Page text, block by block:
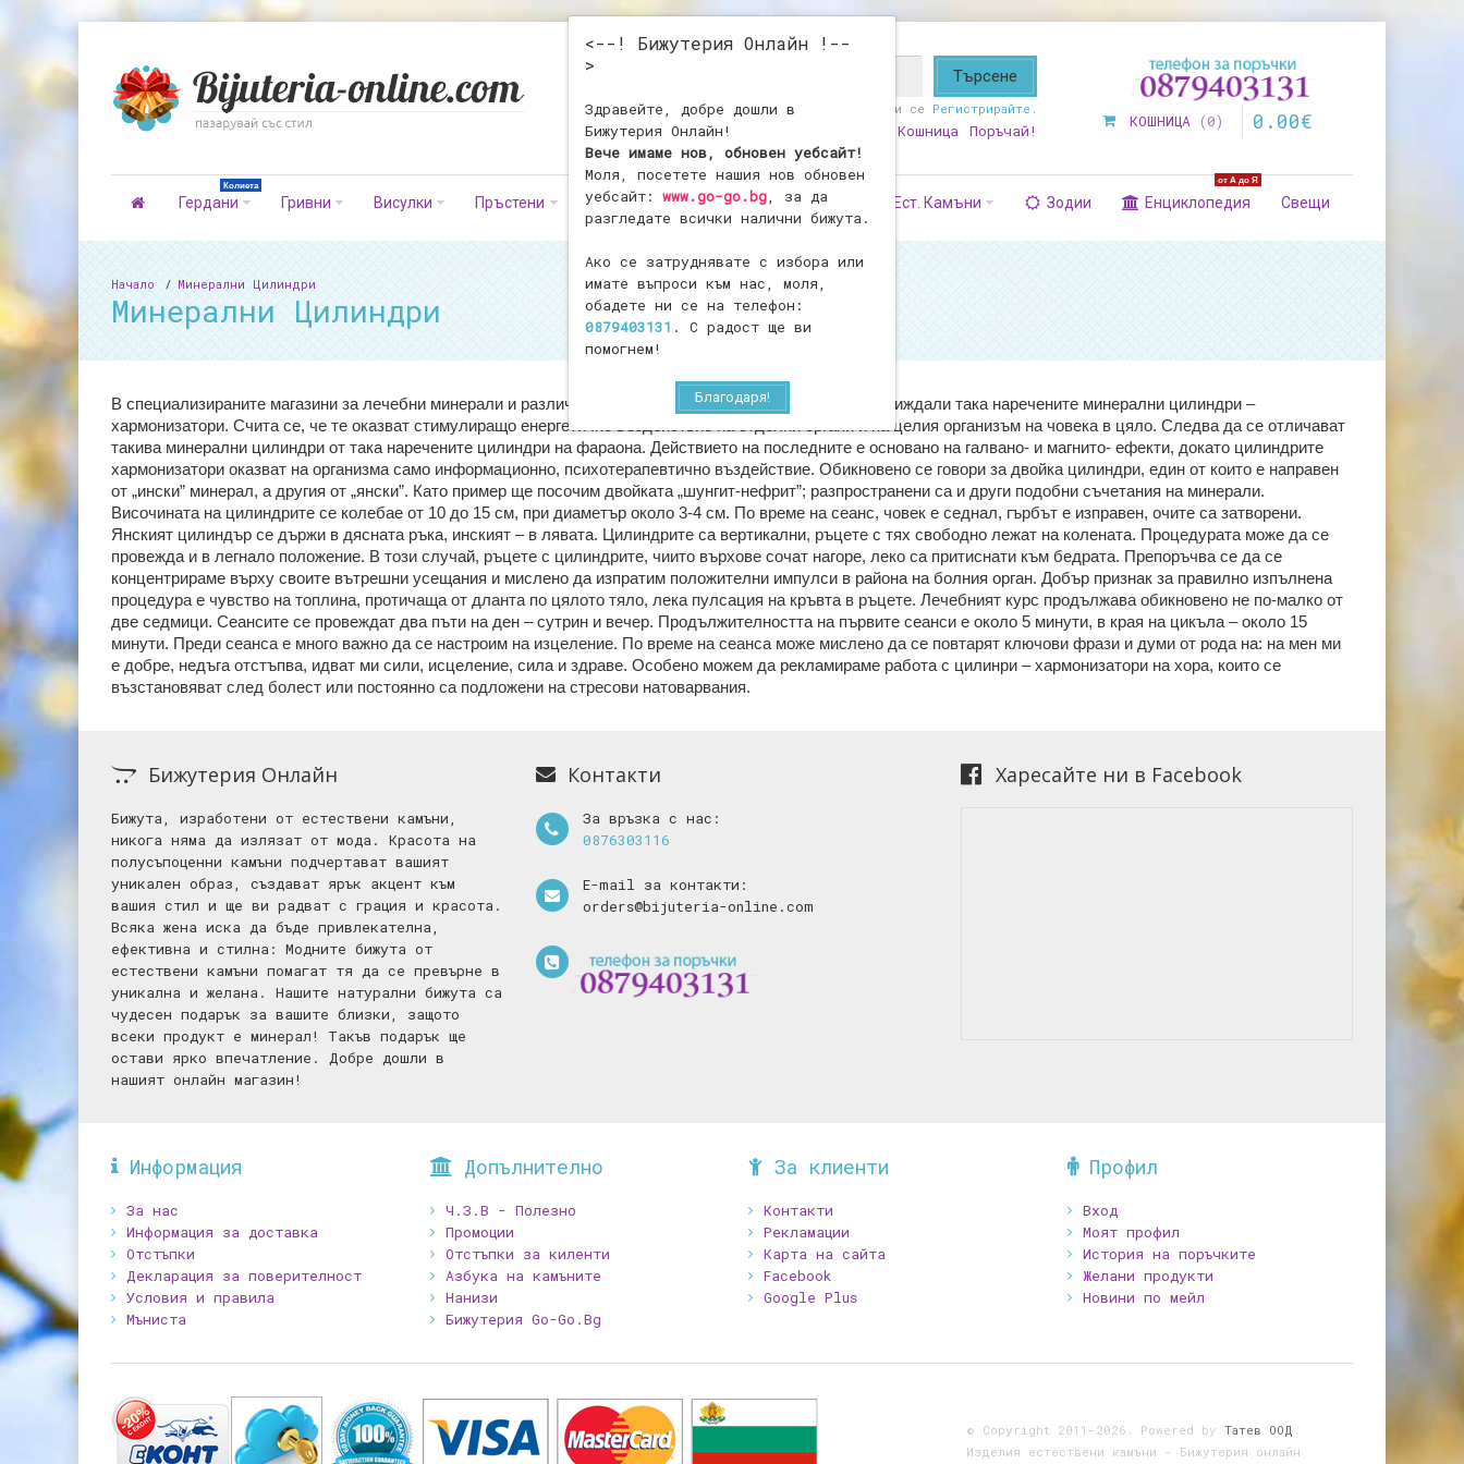
<--! Бижутерия Онлайн !--
>
Здравейте, добре дошли в
Бижутерия Онлайн!
Вече имаме нов, обновен уебсайт!
Моля, посетете нашия нов обновен
уебсайт: www.go-go.bg, за да
разгледате всички налични бижута.
Ако се затруднявате с избора или
имате въпроси към нас, моля,
обадете ни се на телефон:
0879403131 . С радост ще ви
помогнем!
Благодаря!
Здравейте! или се Регистрирайте .
Любими Кошница Поръчай!
КОШНИЦА 0 0 . 00€
Гердани
Колиета
Гривни Висулки Пръстени Обеци Фигурки Броеници Ест. Камъни Зодии Енциклопедия
от А до Я
Свещи
Начало Минерални Цилиндри
Минерални Цилиндри
В специализираните магазини за лечебни минерали и различни изделия на тяхна основа, навярно сте виждали така наречените минерални цилиндри –
хармонизатори. Счита се, че те оказват стимулиращо енергетично въздействие на отделни органи и на целия организъм на човека в цяло. Следва да се отличават
такива минерални цилиндри от така наречените цилиндри на фараона. Действието на последните е основано на галвано- и магнито- ефекти, докато цилиндрите
хармонизатори оказват на организма само информационно, психотерапевтично въздействие. Обикновено се говори за двойка цилиндри, един от които е направен
от „ински” минерал, а другия от „янски”. Като пример ще посочим двойката „шунгит-нефрит”; разпространени са и други подобни съчетания на минерали.
Височината на цилиндрите се колебае от 10 до 15 см, при диаметър около 3-4 см. По време на сеанс, човек е седнал, гърбът е изправен, очите са затворени.
Янският цилиндър се държи в дясната ръка, инският – в лявата. Цилиндрите са вертикални, ръцете с тях свободно лежат на колената. Процедурата може да се
провежда и в легнало положение. В този случай, ръцете с цилиндрите, чиито върхове сочат нагоре, леко са притиснати към бедрата. Препоръчва се да се
концентрираме върху своите вътрешни усещания и мислено да изпратим положителни импулси в района на болния орган. Добър признак за правилно изпълнена
процедура е чувство на топлина, протичаща от дланта по цялото тяло, лека пулсация на кръвта в ръцете. Лечебният курс продължава обикновено не по-малко от
две седмици. Сеансите се провеждат два пъти на ден – сутрин и вечер. Продължителността на първите сеанси е около 5 минути, в края на цикъла – около 15
минути. Преди сеанса е много важно да се настроим на изцеление. По време на сеанса може мислено да се повтарят ключови фрази и думи от рода на: на мен ми
е добре, недъга отстъпва, идват ми сили, исцеление, сила и здраве. Особено можем да рекламираме работа с цилинри – хармонизатори на хора, които се
възстановяват след болест или постоянно са подложени на стресови натоварвания.
Бижутерия Онлайн
Бижута, изработени от естествени камъни,
никога няма да излязат от мода. Красота на
полусъпоценни камъни подчертават вашият
уникален образ, създават ярък акцент към
вашия стил и ще ви радват с грация и красота.
Всяка жена иска да бъде привлекателна,
ефективна и стилна: Mодните бижута от
естествени камъни помагат тя да се превърне в
уникална и желана. Нашите натурални бижута са
чудесен подарък за вашите близки, защото
всеки продукт е минерал! Такъв подарък ще
остави ярко впечатление. Добре дошли в
нашият онлайн магазин!
Контакти
За връзка с нас:
0876303116
E-mail за контакти:
orders@bijuteria-online.com
Харесайте ни в Facebook
Информация
За нас
Информация за доставка
Отстъпки
Декларация за поверителност
Условия и правила
Мъниста
Допълнително
Ч.З.В - Полезно
Промоции
Отстъпки за киленти
Азбука на камъните
Нанизи
Бижутерия Go-Go.Bg
За клиенти
Контакти
Рекламации
Карта на сайта
Facebook
Google Plus
Профил
Вход
Моят профил
История на поръчките
Желани продукти
Новини по мейл
© Copyright 2011-2026. Powered by Татев ООД .
Изделия естествени камъни - Бижутерия онлайн